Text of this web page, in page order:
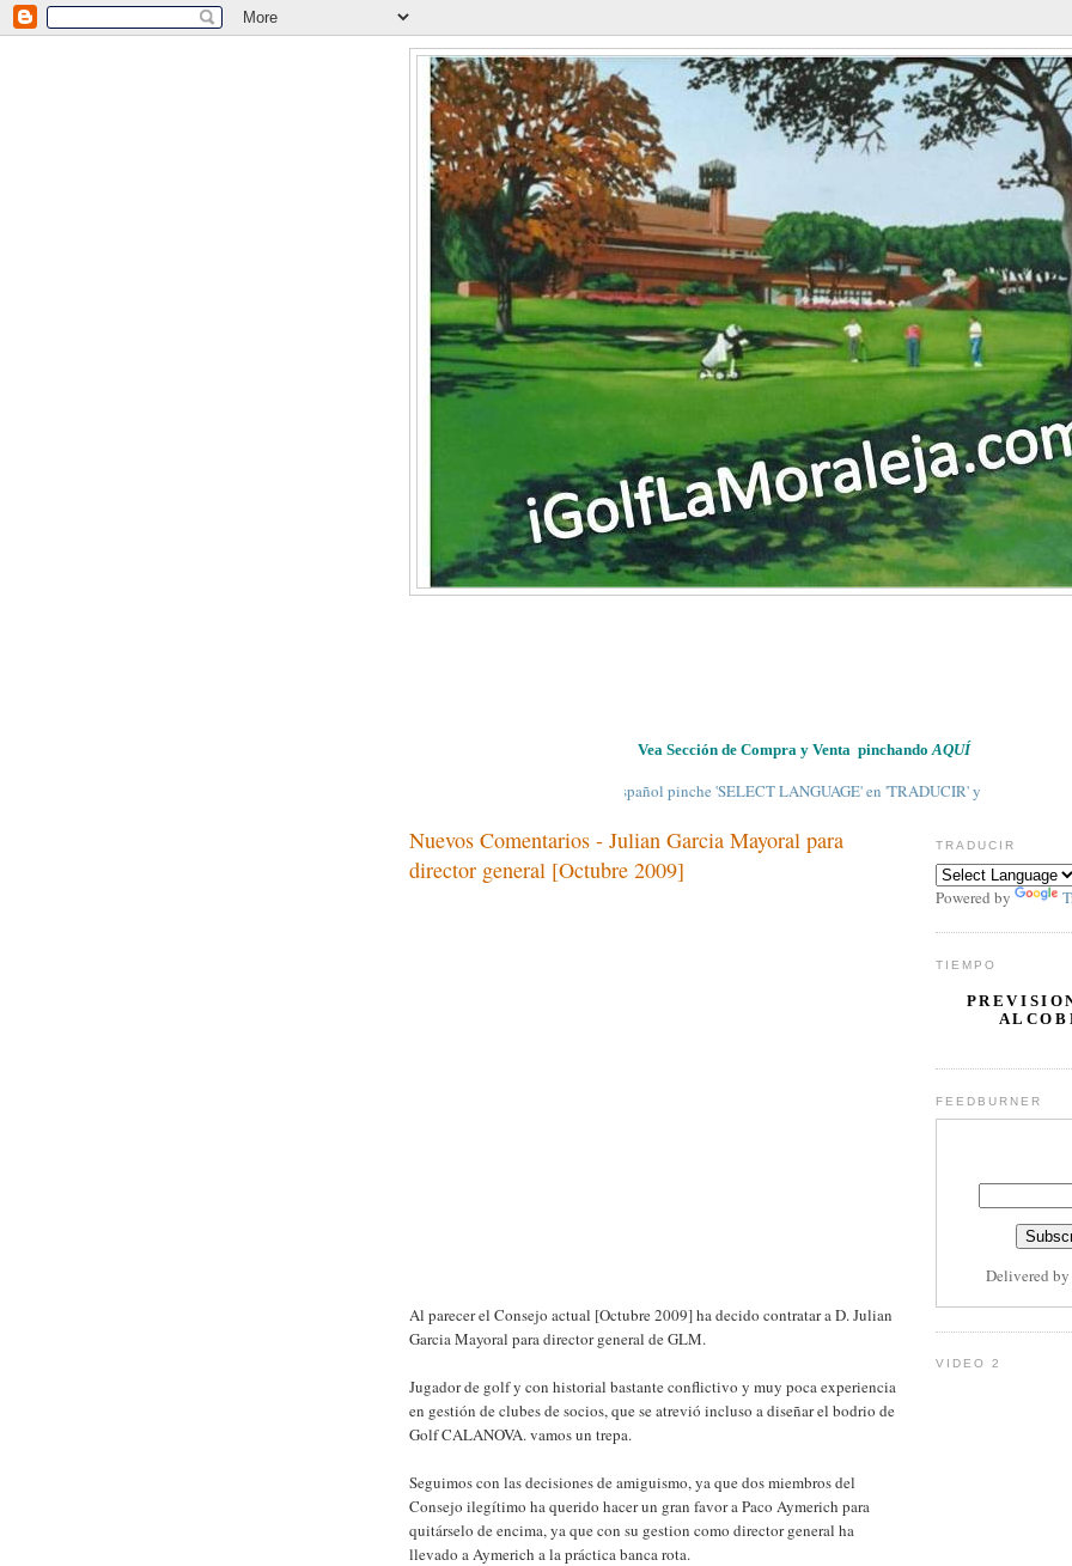
Vea Sección de Compra y Venta pinchandoAQUÍ
Para cambiar al Español pinche 'SELECT LANGUAGE' en 'TRADUCIR' y escoja 'SPANISH' en
Nuevos Comentarios - Julian Garcia Mayoral para
director general [Octubre 2009]
Al parecer el Consejo actual [Octubre 2009] ha decido contratar a D. Julian
Garcia Mayoral para director general de GLM.
Jugador de golf y con historial bastante conflictivo y muy poca experiencia
en gestión de clubes de socios, que se atrevió incluso a diseñar el bodrio de
Golf CALANOVA. vamos un trepa.
Seguimos con las decisiones de amiguismo, ya que dos miembros del
Consejo ilegítimo ha querido hacer un gran favor a Paco Aymerich para
quitárselo de encima, ya que con su gestion como director general ha
llevado a Aymerich a la práctica banca rota.
TRADUCIR
Powered by
TIEMPO
FEEDBURNER
Delivered by
VIDEO 2